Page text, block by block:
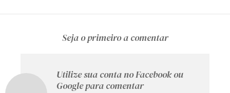
Seja o primeiro a comentar
Utilize sua conta no Facebook ou
Google para comentar